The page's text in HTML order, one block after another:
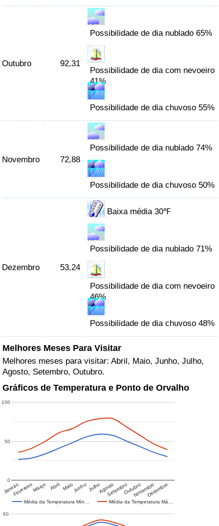
Outubro 92,31
Possibilidade de dia nublado 65%
Possibilidade de dia com nevoeiro
41%
Possibilidade de dia chuvoso 55%
Novembro 72,88
Possibilidade de dia nublado 74%
Possibilidade de dia chuvoso 50%
Dezembro 53,24
Baixa média 30℉
Possibilidade de dia nublado 71%
Possibilidade de dia com nevoeiro
46%
Possibilidade de dia chuvoso 48%
Melhores Meses Para Visitar
Melhores meses para visitar: Abril, Maio, Junho, Julho,
Agosto, Setembro, Outubro.
Gráficos de Temperatura e Ponto de Orvalho
Média da Temperatura Mín… Média da Temperatura Má…
JaneiroFevereiroMarço Abril MaioJunho JulhoAgostoSetembroOutubroNovembroDezembro
0
50
100
60